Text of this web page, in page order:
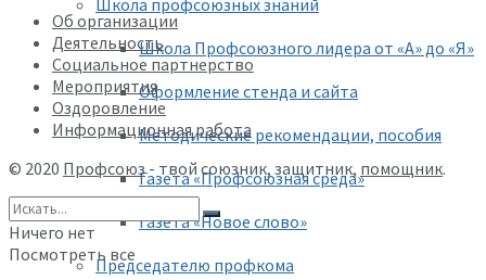
Школа профсоюзных знаний
Школа Профсоюзного лидера от «А» до «Я»
Оформление стенда и сайта
Методические рекомендации, пособия
Газета «Профсоюзная среда»
Газета «Новое слово»
Председателю профкома
Об организации
Деятельность
Социальное партнерство
Мероприятия
Оздоровление
Информационная работа
© 2020 Профсоюз- твой союзник, защитник, помощник.
Ничего нет
Посмотреть все